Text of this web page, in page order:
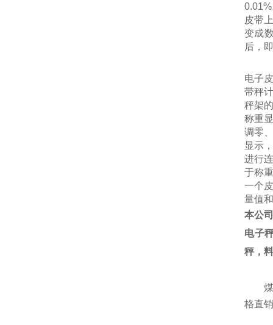
0.01%
皮带
变成
后，
电子
带秤
秤架
称重
调零
显示
进行
于称
一个
量值
本公
电子
秤，
格直